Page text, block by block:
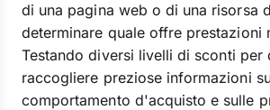
di una pagina web o di una risorsa
determinare quale offre prestazioni
Testando diversi livelli di sconti per
raccogliere preziose informazioni
comportamento d'acquisto e sulle